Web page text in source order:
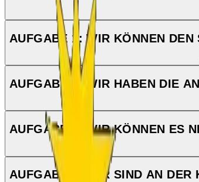
AUFGABE 1: WIR KÖNNEN DEN
AUFGABE 1: WIR HABEN DIE
AUFGABE 1: WIR KÖNNEN ES
AUFGABE 2: WIR SIND AN DER